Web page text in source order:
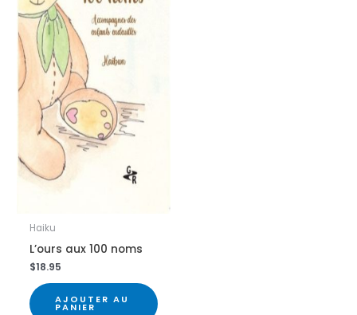
Haiku
L’ours aux 100 noms
$18.95
AJOUTER AU
PANIER